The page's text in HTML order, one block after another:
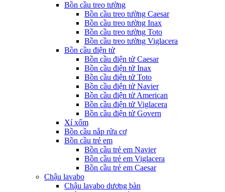
Bồn cầu treo tường
Bồn cầu treo tường Caesar
Bồn cầu treo tường Inax
Bồn cầu treo tường Toto
Bồn cầu treo tường Viglacera
Bồn cầu điện tử
Bồn cầu điện tử Caesar
Bồn cầu điện tử Inax
Bồn cầu điện tử Toto
Bồn cầu điện tử Navier
Bồn cầu điện tử American
Bồn cầu điện tử Viglacera
Bồn cầu điện tử Govern
Xí xổm
Bồn cầu nắp rửa cơ
Bồn cầu trẻ em
Bồn cầu trẻ em Navier
Bồn cầu trẻ em Viglacera
Bồn cầu trẻ em Caesar
Chậu lavabo
Chậu lavabo dương bàn